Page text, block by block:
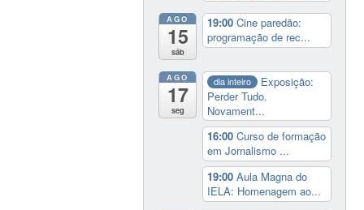
AGO
15
sáb
19:00Cine paredão:
programação de rec...
AGO
17
seg
dia inteiro
Exposição:
Perder Tudo.
Novament...
16:00Curso de formação
em Jornalismo ...
19:00Aula Magna do
IELA: Homenagem ao...